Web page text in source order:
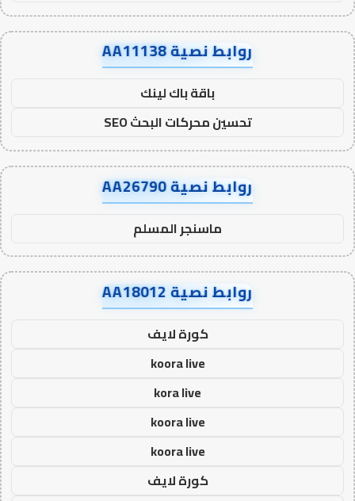
روابط نصية AA11138
باقة باك لينك
تحسين محركات البحث SEO
روابط نصية AA26790
ماسنجر المسلم
روابط نصية AA18012
كورة لايف
koora live
kora live
koora live
koora live
كورة لايف